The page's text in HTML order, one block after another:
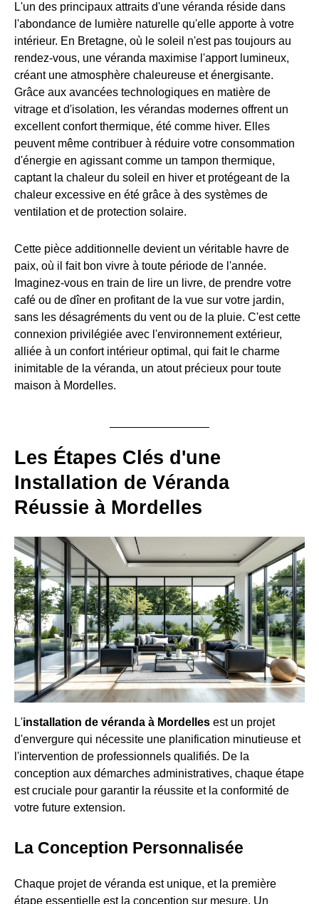
L'un des principaux attraits d'une véranda réside dans
l'abondance de lumière naturelle qu'elle apporte à votre
intérieur. En Bretagne, où le soleil n'est pas toujours au
rendez-vous, une véranda maximise l'apport lumineux,
créant une atmosphère chaleureuse et énergisante.
Grâce aux avancées technologiques en matière de
vitrage et d'isolation, les vérandas modernes offrent un
excellent confort thermique, été comme hiver. Elles
peuvent même contribuer à réduire votre consommation
d'énergie en agissant comme un tampon thermique,
captant la chaleur du soleil en hiver et protégeant de la
chaleur excessive en été grâce à des systèmes de
ventilation et de protection solaire.
Cette pièce additionnelle devient un véritable havre de
paix, où il fait bon vivre à toute période de l'année.
Imaginez-vous en train de lire un livre, de prendre votre
café ou de dîner en profitant de la vue sur votre jardin,
sans les désagréments du vent ou de la pluie. C'est cette
connexion privilégiée avec l'environnement extérieur,
alliée à un confort intérieur optimal, qui fait le charme
inimitable de la véranda, un atout précieux pour toute
maison à Mordelles.
Les Étapes Clés d'une
Installation de Véranda
Réussie à Mordelles
L'installation de véranda à Mordelles est un projet
d'envergure qui nécessite une planification minutieuse et
l'intervention de professionnels qualifiés. De la
conception aux démarches administratives, chaque étape
est cruciale pour garantir la réussite et la conformité de
votre future extension.
La Conception Personnalisée
Chaque projet de véranda est unique, et la première
étape essentielle est la conception sur mesure. Un